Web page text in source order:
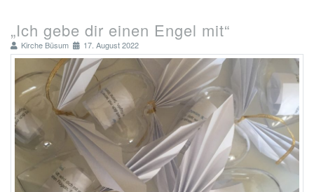
„Ich gebe dir einen Engel mit“
Kirche Büsum 17. August 2022